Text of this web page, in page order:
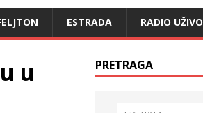
ESTRADA RADIO UŽIVO
u
PRETRAGA